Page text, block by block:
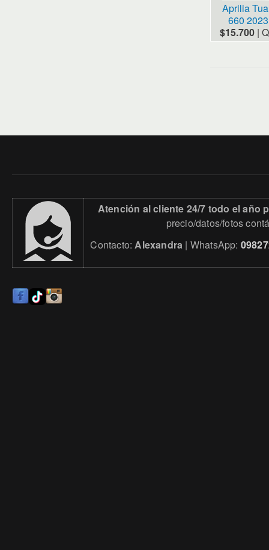
Aprilia
660
$15.700 |
Atención al cliente 24/7 todo el año
precio/datos/fotos
Contacto:Alexandra | WhatsApp: